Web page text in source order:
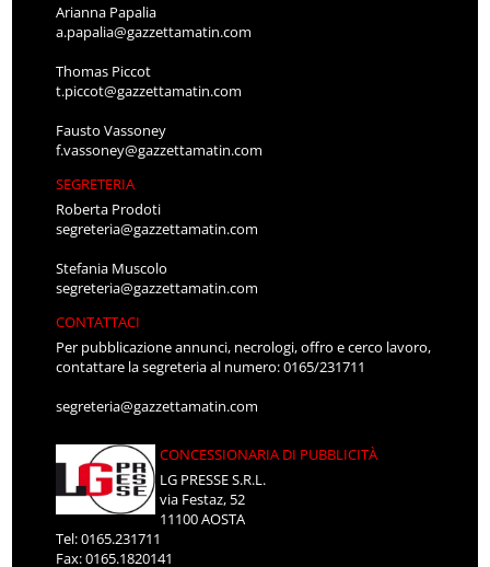
Arianna Papalia
a.papalia@gazzettamatin.com
Thomas Piccot
t.piccot@gazzettamatin.com
Fausto Vassoney
f.vassoney@gazzettamatin.com
SEGRETERIA
Roberta Prodoti
segreteria@gazzettamatin.com
Stefania Muscolo
segreteria@gazzettamatin.com
CONTATTACI
Per pubblicazione annunci, necrologi, offro e cerco lavoro,
contattare la segreteria al numero: 0165/231711
segreteria@gazzettamatin.com
CONCESSIONARIA DI PUBBLICITÀ
LG PRESSE S.R.L.
via Festaz, 52
11100 AOSTA
Tel: 0165.231711
Fax: 0165.1820141